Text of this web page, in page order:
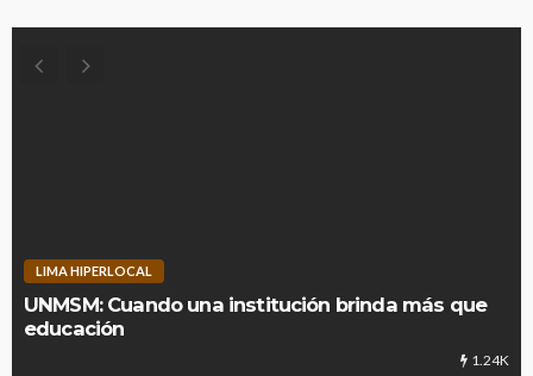
LIMA HIPERLOCAL
UNMSM: Cuando una institución brinda más que
educación
1.24K